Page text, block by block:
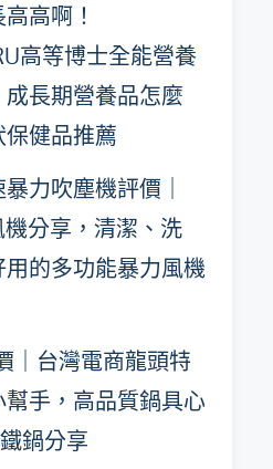
高啊！
高等博士全能營養
長期營養品怎麼
健品推薦
力吹塵機評價｜
分享，清潔、洗
的多功能暴力風機
｜台灣電商龍頭特
手，高品質鍋具心
鍋分享